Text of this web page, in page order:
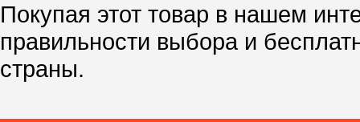
Покупая этот товар в нашем
правильности выбора и
страны.